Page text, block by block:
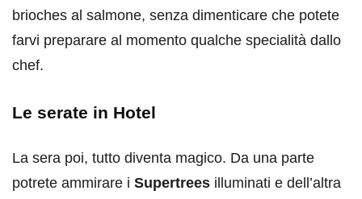
brioches al salmone, senza dimenticare che potete
farvi preparare al momento qualche specialità dallo
chef.
Le serate in Hotel
La sera poi, tutto diventa magico. Da una parte
potrete ammirare i Supertrees illuminati e dell’altra